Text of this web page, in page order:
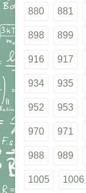
880 881
898 899
916 917
934 935
952 953
970 971
988 989
1005 1006